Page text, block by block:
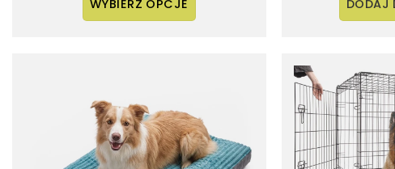
WYBIERZ OPCJE
wariantów.
Opcje
można
wybrać
DODAJ
życzeń